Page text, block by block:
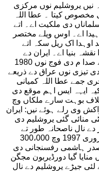
نیں یروشلیم نوں مرکزی
مخصوص کیتا ۔ عطا اللہ
دی ملکیت اے۔ اتے
اے۔ اوس ویلے مختصر
اک ریل سکہ اتے
نقشہ بنیا اے۔ ایران دے
فوجی صدام حسین دے نال جنگ تے اتے صدا م دی فوج نوں 1980
تیزی نوں عراق دے ذریعے
جمے عطا اللہ کمیانی
ایہہ ایس اہم موقع دی
خلاف بوہت سارے ملکاں وچ
وی رلے ہوئے نیں: ایران
منائی گئی یروشلیم دی
نال ناصحانہ طور تے
نعریاں دے ذریعے چھٹی منائی گئی۔ فروری 1997 وچ 300،000
ہاشمی رفسنجانی دی
گیا دورڈیربون مجگن
جیڑے یروشلیم دے نال